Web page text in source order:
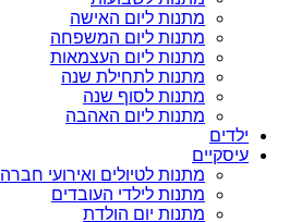
מתנות ליום האישה
מתנות ליום המשפחה
מתנות ליום העצמאות
מתנות לתחילת שנה
מתנות לסוף שנה
מתנות ליום האהבה
ילדים
עיסקיים
מתנות לטיולים ואירועי חברה
מתנות לילדי העובדים
מתנות יום הולדת